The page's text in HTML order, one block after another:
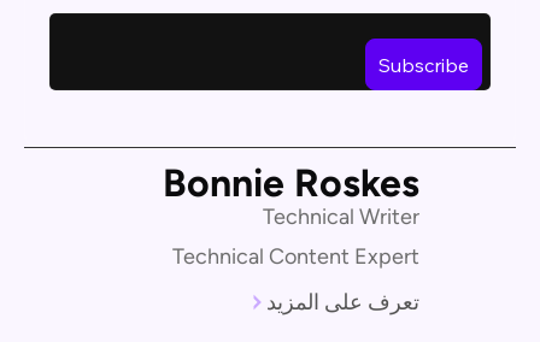
Bonnie Roskes
Technical Writer
Technical Content Expert
تعرف على المزيد